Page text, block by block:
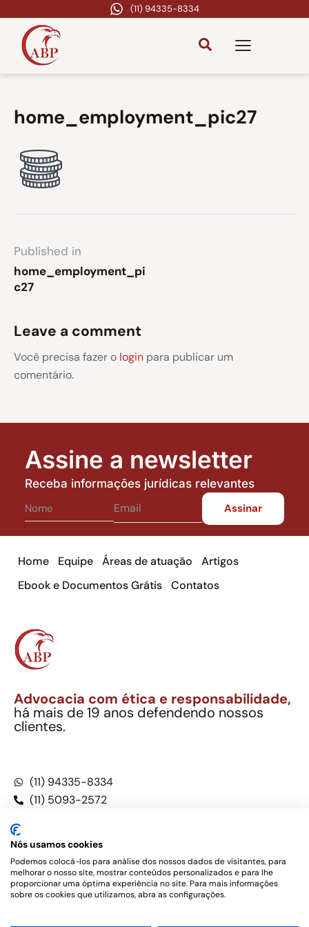
(11) 94335-8334
home_employment_pic27
Published in
home_employment_pi
c27
Leave a comment
Você precisa fazer o login para publicar um
comentário.
Assine a newsletter
Receba informações jurídicas relevantes
Home Equipe Áreas de atuação
Artigos
Ebook e Documentos Grátis
Contatos
Advocacia com ética e responsabilidade,
há mais de 19 anos defendendo nossos
clientes.
(11) 94335-8334
(11) 5093-2572
Este site não é um produto Meta Platforms, Inc., Google LLC,
tampouco oferece serviços públicos oficiais. Somos um
Nós usamos cookies
Podemos colocá-los para análise dos nossos dados de visitantes, para
melhorar o nosso site, mostrar conteúdos personalizados e para lhe
proporcionar uma óptima experiência no site. Para mais informações
sobre os cookies que utilizamos, abra as configurações.